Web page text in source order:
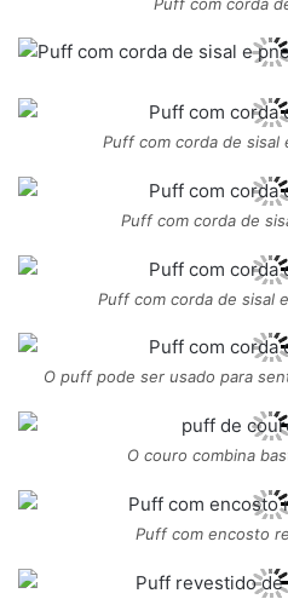
Puff com corda de sisal
Puff com corda de
Puff com corda de sisal
O puff pode ser usado para
O couro combina
Puff com encosto